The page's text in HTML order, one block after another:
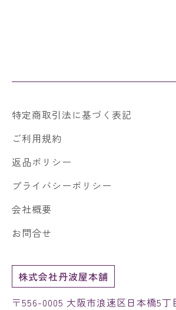
特定商取引法に基づく表記
ご利用規約
返品ポリシー
プライバシーポリシー
会社概要
お問合せ
株式会社丹波屋本舗
〒556-0005 大阪市浪速区日本橋5丁